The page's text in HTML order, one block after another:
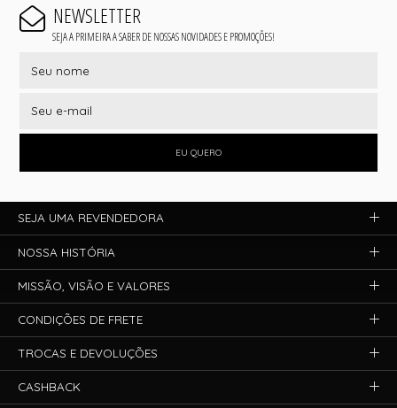
NEWSLETTER
SEJA A PRIMEIRA A SABER DE NOSSAS NOVIDADES E PROMOÇÕES!
EU QUERO
SEJA UMA REVENDEDORA
NOSSA HISTÓRIA
MISSÃO, VISÃO E VALORES
CONDIÇÕES DE FRETE
TROCAS E DEVOLUÇÕES
CASHBACK